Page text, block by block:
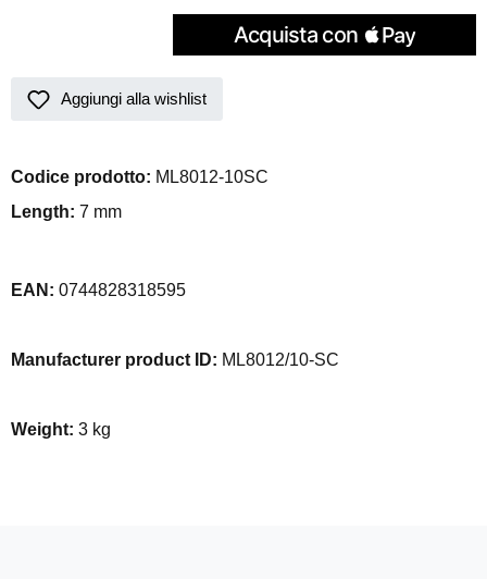
Aggiungi alla wishlist
Codice prodotto: ML8012-10SC
Length: 7 mm
EAN: 0744828318595
Manufacturer product ID: ML8012/10-SC
Weight: 3 kg